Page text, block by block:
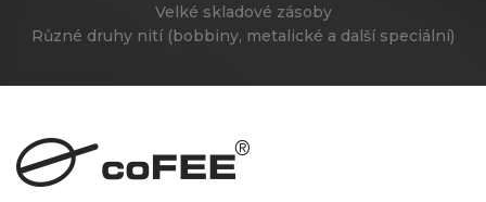
Velké skladové zásoby
Různé druhy nití (bobbiny, metalické a další speciální)